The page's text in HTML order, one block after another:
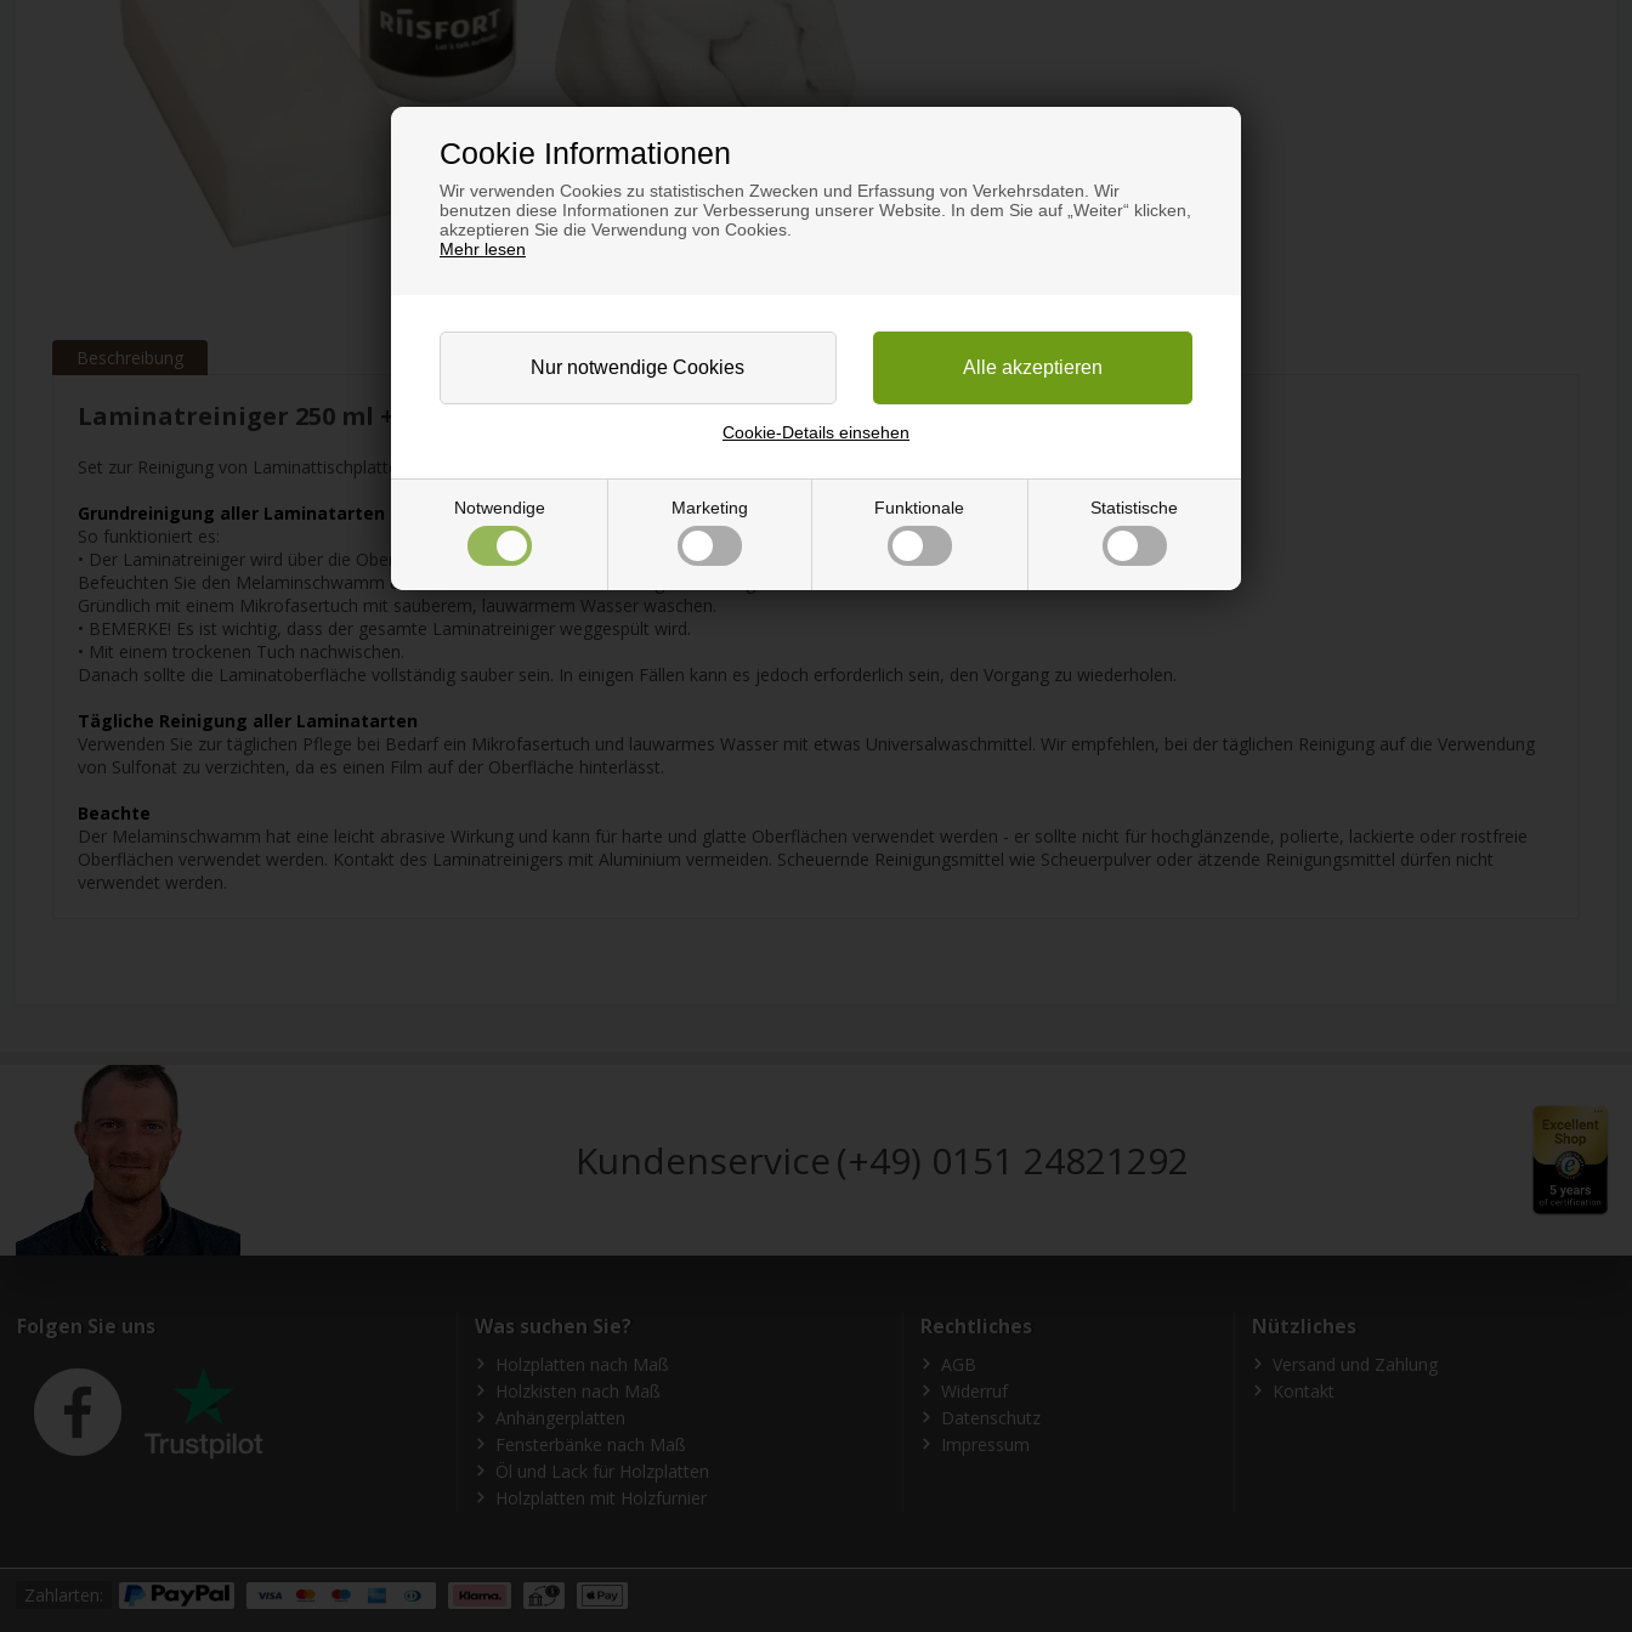
Cookie Informationen
Wir verwenden Cookies zu statistischen Zwecken und Erfassung von Verkehrsdaten. Wir
benutzen diese Informationen zur Verbesserung unserer Website. In dem Sie auf „Weiter“ klicken,
akzeptieren Sie die Verwendung von Cookies.
Mehr lesen
Notwendige Marketing Funktionale Statistische
Cookie-Details einsehen
Beschreibung
Laminatreiniger 250 ml + Tuch und Melaminschwamm
Set zur Reinigung von Laminattischplatten und Laminatoberflächen.
Grundreinigung aller Laminatarten
So funktioniert es:
• Der Laminatreiniger wird über die Oberfläche gesprüht. Gebrauchsfertig, nicht verdünnen.
Befeuchten Sie den Melaminschwamm und verteilen Sie den Laminatreiniger auf der gesamten Platte und lassen Sie ihn ca. 1 Minute einwirken.
Gründlich mit einem Mikrofasertuch mit sauberem, lauwarmem Wasser waschen.
• BEMERKE! Es ist wichtig, dass der gesamte Laminatreiniger weggespült wird.
• Mit einem trockenen Tuch nachwischen.
Danach sollte die Laminatoberfläche vollständig sauber sein. In einigen Fällen kann es jedoch erforderlich sein, den Vorgang zu wiederholen.
Tägliche Reinigung aller Laminatarten
Verwenden Sie zur täglichen Pflege bei Bedarf ein Mikrofasertuch und lauwarmes Wasser mit etwas Universalwaschmittel. Wir empfehlen, bei der täglichen Reinigung auf die Verwendung
von Sulfonat zu verzichten, da es einen Film auf der Oberfläche hinterlässt.
Beachte
Der Melaminschwamm hat eine leicht abrasive Wirkung und kann für harte und glatte Oberflächen verwendet werden - er sollte nicht für hochglänzende, polierte, lackierte oder rostfreie
Oberflächen verwendet werden. Kontakt des Laminatreinigers mit Aluminium vermeiden. Scheuernde Reinigungsmittel wie Scheuerpulver oder ätzende Reinigungsmittel dürfen nicht
verwendet werden.
Kundenservice(+49) 0151 24821292
Folgen Sie uns Was suchen Sie?
Holzplatten nach Maß
Holzkisten nach Maß
Anhängerplatten
Fensterbänke nach Maß
Öl und Lack für Holzplatten
Holzplatten mit Holzfurnier
Rechtliches
AGB
Widerruf
Datenschutz
Impressum
Nützliches
Versand und Zahlung
Kontakt
Zahlarten: